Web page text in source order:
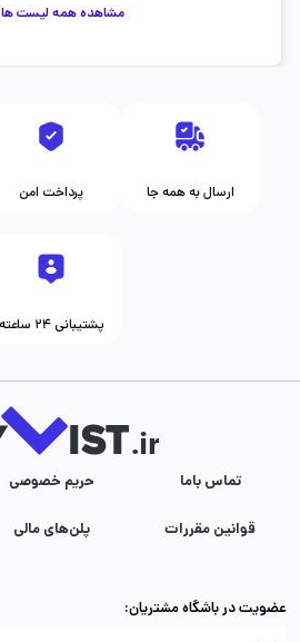
مشاهده همه لیست ها
پرداخت امن ارسال به همه جا
پشتیبانی ۲۴ ساعته
حریم خصوصی تماس با‌ما
پلن‌های مالی قوانین مقررات
عضویت در باشگاه مشتریان: